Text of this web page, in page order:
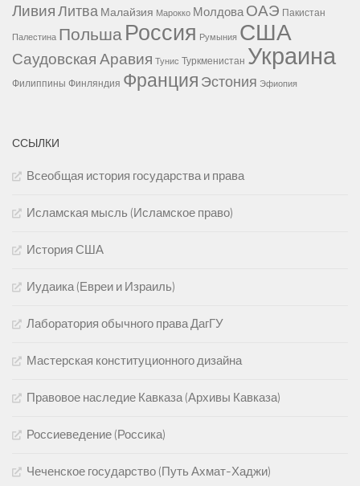
ЛивияЛитва Малайзия Марокко Молдова ОАЭ Пакистан
Палестина Польша Россия Румыния США
Саудовская Аравия Тунис Туркменистан Украина
Филиппины Финляндия Франция Эстония Эфиопия
ССЫЛКИ
Всеобщая история государства и права
Исламская мысль (Исламское право)
История США
Иудаика (Евреи и Израиль)
Лаборатория обычного права ДагГУ
Мастерская конституционного дизайна
Правовое наследие Кавказа (Архивы Кавказа)
Россиеведение (Россика)
Чеченское государство (Путь Ахмат-Хаджи)